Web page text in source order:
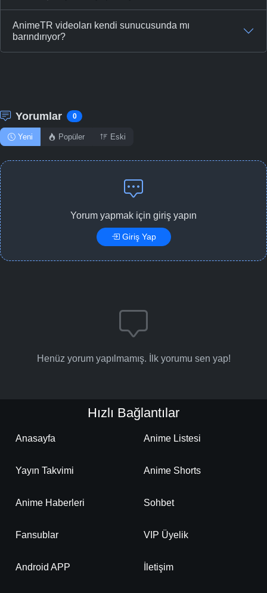
AnimeTR videoları kendi sunucusunda mı
barındırıyor?
Yorumlar 0
Yeni Popüler Eski
Yorum yapmak için giriş yapın
Giriş Yap
Henüz yorum yapılmamış. İlk yorumu sen yap!
Hızlı Bağlantılar
Anasayfa Anime Listesi
Yayın Takvimi Anime Shorts
Anime Haberleri Sohbet
Fansublar VIP Üyelik
Android APP İletişim